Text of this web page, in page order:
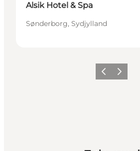
Alsik Hotel & Spa
Sønderborg, Sydjylland
ForrigeNæste